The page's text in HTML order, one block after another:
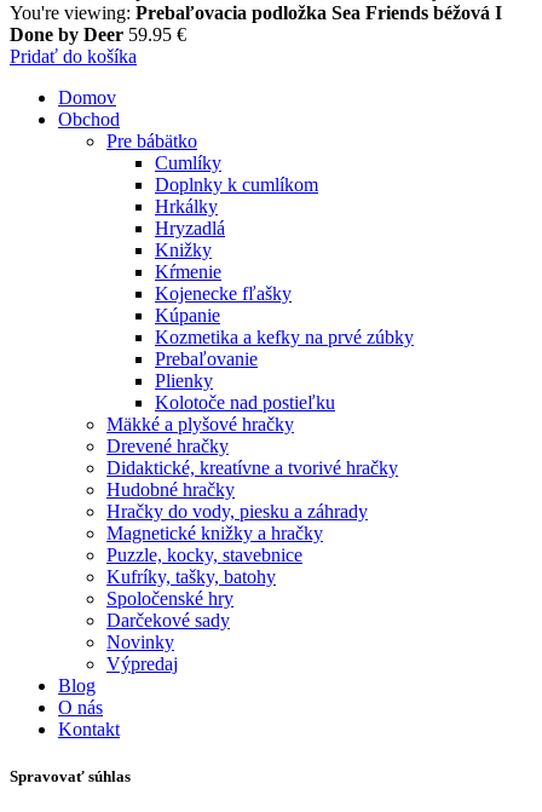
You're viewing: Prebaľovacia podložka Sea Friends béžová I
Done by Deer 59.95 €
Pridať do košíka
Domov
Obchod
Pre bábätko
Cumlíky
Doplnky k cumlíkom
Hrkálky
Hryzadlá
Knižky
Kŕmenie
Kojenecke fľašky
Kúpanie
Kozmetika a kefky na prvé zúbky
Prebaľovanie
Plienky
Kolotoče nad postieľku
Mäkké a plyšové hračky
Drevené hračky
Didaktické, kreatívne a tvorivé hračky
Hudobné hračky
Hračky do vody, piesku a záhrady
Magnetické knižky a hračky
Puzzle, kocky, stavebnice
Kufríky, tašky, batohy
Spoločenské hry
Darčekové sady
Novinky
Výpredaj
Blog
O nás
Kontakt
Spravovať súhlas